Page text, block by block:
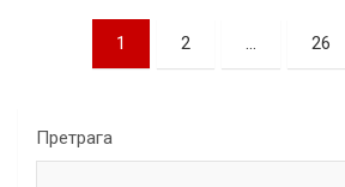
Пагинација
чланака
1 2 … 26
Претрага